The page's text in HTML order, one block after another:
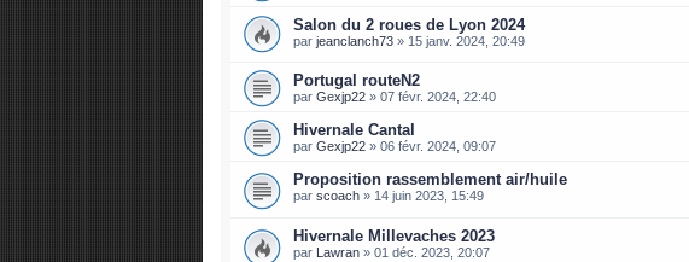
Salon du 2 roues de Lyon 2024
par jeanclanch73 » 15 janv. 2024, 20:49
Portugal routeN2
par Gexjp22 » 07 févr. 2024, 22:40
Hivernale Cantal
par Gexjp22 » 06 févr. 2024, 09:07
Proposition rassemblement air/huile
par scoach » 14 juin 2023, 15:49
Hivernale Millevaches 2023
par Lawran » 01 déc. 2023, 20:07